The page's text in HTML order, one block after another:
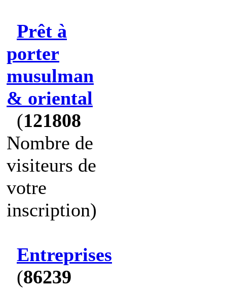
Prêt à
porter
musulman
& oriental
(121808
Nombre de
visiteurs de
votre
inscription)
Entreprises
(86239